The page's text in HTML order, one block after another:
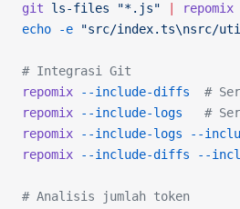
git ls-files "*.js" repomix
echo -e "src/index.ts\nsrc/
# Integrasi Git
repomix --include-diffs
#
repomix --include-logs
#
repomix --include-logs --
repomix --include-diffs --
# Analisis jumlah token